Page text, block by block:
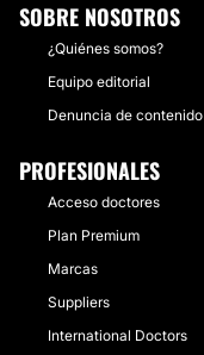
SOBRE NOSOTROS
¿Quiénes somos?
Equipo editorial
Denuncia de contenido
PROFESIONALES
Acceso doctores
Plan Premium
Marcas
Suppliers
International Doctors